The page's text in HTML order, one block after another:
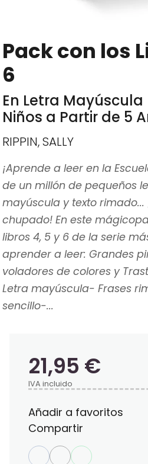
Pack con los
6
En Letra
Niños a Partir de 5
RIPPIN, SALLY
¡Aprende a leer en la
de un millón de pequeños
mayúscula y texto
chupado! En este
libros 4, 5 y 6 de la serie
aprender a leer: Grandes
voladores de colores y
Letra mayúscula- Frases
sencillo-...
21,95 €
IVA incluido
Añadir a favoritos
Compartir